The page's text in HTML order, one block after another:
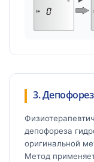
3.
депофореза
оригинальной
Метод